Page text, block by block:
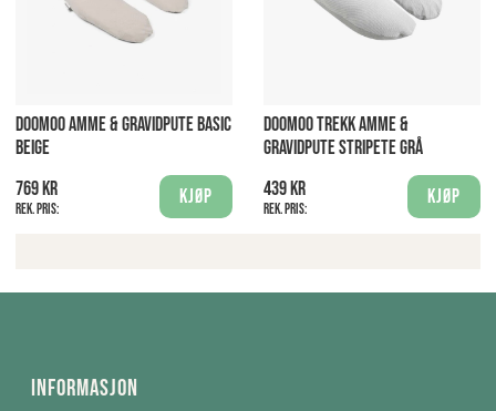
DOOMOO AMME & GRAVIDPUTE BASIC
BEIGE
769 kr
Rek. pris:
Kjøp
DOOMOO TREKK AMME &
GRAVIDPUTE STRIPETE GRÅ
439 kr
Rek. pris:
Kjøp
Informasjon